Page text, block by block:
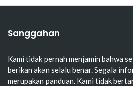
Sanggahan
Kami tidak pernah menjamin bahwa
berikan akan selalu benar. Segala
merupakan panduan. Kami tidak